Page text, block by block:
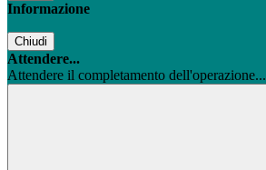
Informazione
Chiudi
Attendere...
Attendere il completamento dell'operazione...